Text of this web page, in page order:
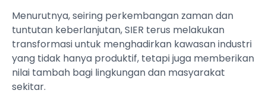
Menurutnya, seiring perkembangan zaman dan
tuntutan keberlanjutan, SIER terus melakukan
transformasi untuk menghadirkan kawasan industri
yang tidak hanya produktif, tetapi juga memberikan
nilai tambah bagi lingkungan dan masyarakat
sekitar.